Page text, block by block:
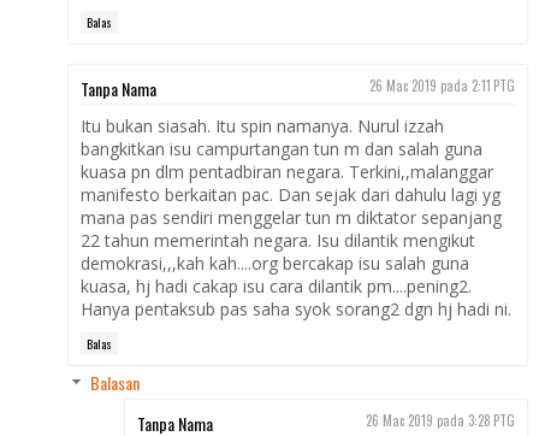
Balas
Tanpa Nama 26 Mac 2019 pada 2:11 PTG
Itu bukan siasah. Itu spin namanya. Nurul izzah
bangkitkan isu campurtangan tun m dan salah guna
kuasa pn dlm pentadbiran negara. Terkini,,malanggar
manifesto berkaitan pac. Dan sejak dari dahulu lagi yg
mana pas sendiri menggelar tun m diktator sepanjang
22 tahun memerintah negara. Isu dilantik mengikut
demokrasi,,,kah kah....org bercakap isu salah guna
kuasa, hj hadi cakap isu cara dilantik pm....pening2.
Hanya pentaksub pas saha syok sorang2 dgn hj hadi ni.
Balas
Balasan
Tanpa Nama
26 Mac 2019 pada 3:28 PTG